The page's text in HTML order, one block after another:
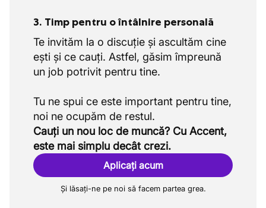
3. Timp pentru o întâlnire personală
Te invităm la o discuție și ascultăm cine
ești și ce cauți. Astfel, găsim împreună
un job potrivit pentru tine.
Tu ne spui ce este important pentru tine,
Cauți un nou loc de muncă? Cu Accent,
este mai simplu decât crezi.
Aplicați acum
Și lăsați-ne pe noi să facem partea grea.